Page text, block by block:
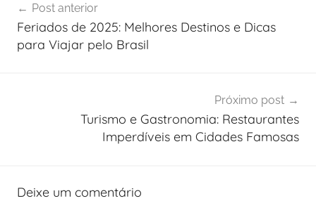
de
Post
Post anterior
Feriados de 2025: Melhores Destinos e Dicas
para Viajar pelo Brasil
Próximo post
Turismo e Gastronomia: Restaurantes
Imperdíveis em Cidades Famosas
Deixe um comentário